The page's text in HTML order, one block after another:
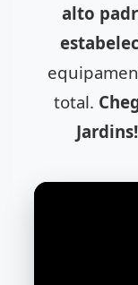
alto
total.
Jardins!